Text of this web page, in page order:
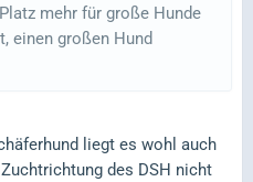
mehr für große Hunde
einen großen Hund
liegt es wohl auch
des DSH nicht